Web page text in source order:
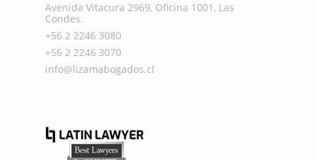
Avenida Vitacura 2969, Oficina 1001, Las
Condes.
+56 2 2246 3080
+56 2 2246 3070
info@lizamabogados.cl